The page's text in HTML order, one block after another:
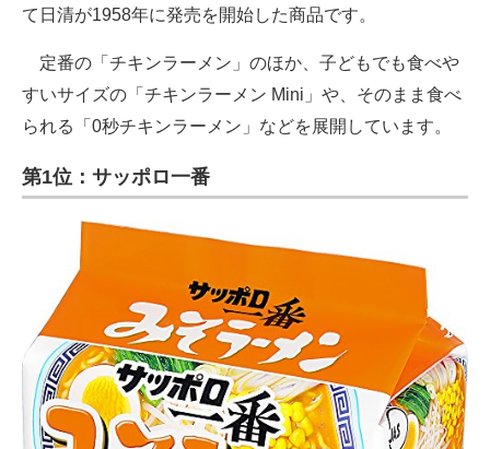
て日清が1958年に発売を開始した商品です。
定番の「チキンラーメン」のほか、子どもでも食べや
すいサイズの「チキンラーメン Mini」や、そのまま食べ
られる「0秒チキンラーメン」などを展開しています。
第1位：サッポロ一番